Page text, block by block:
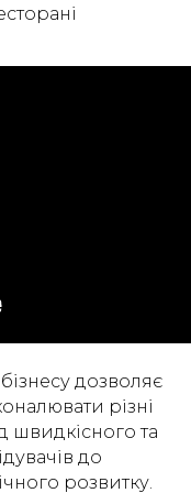
дозволяє
різні
швидкісного та
до
розвитку.